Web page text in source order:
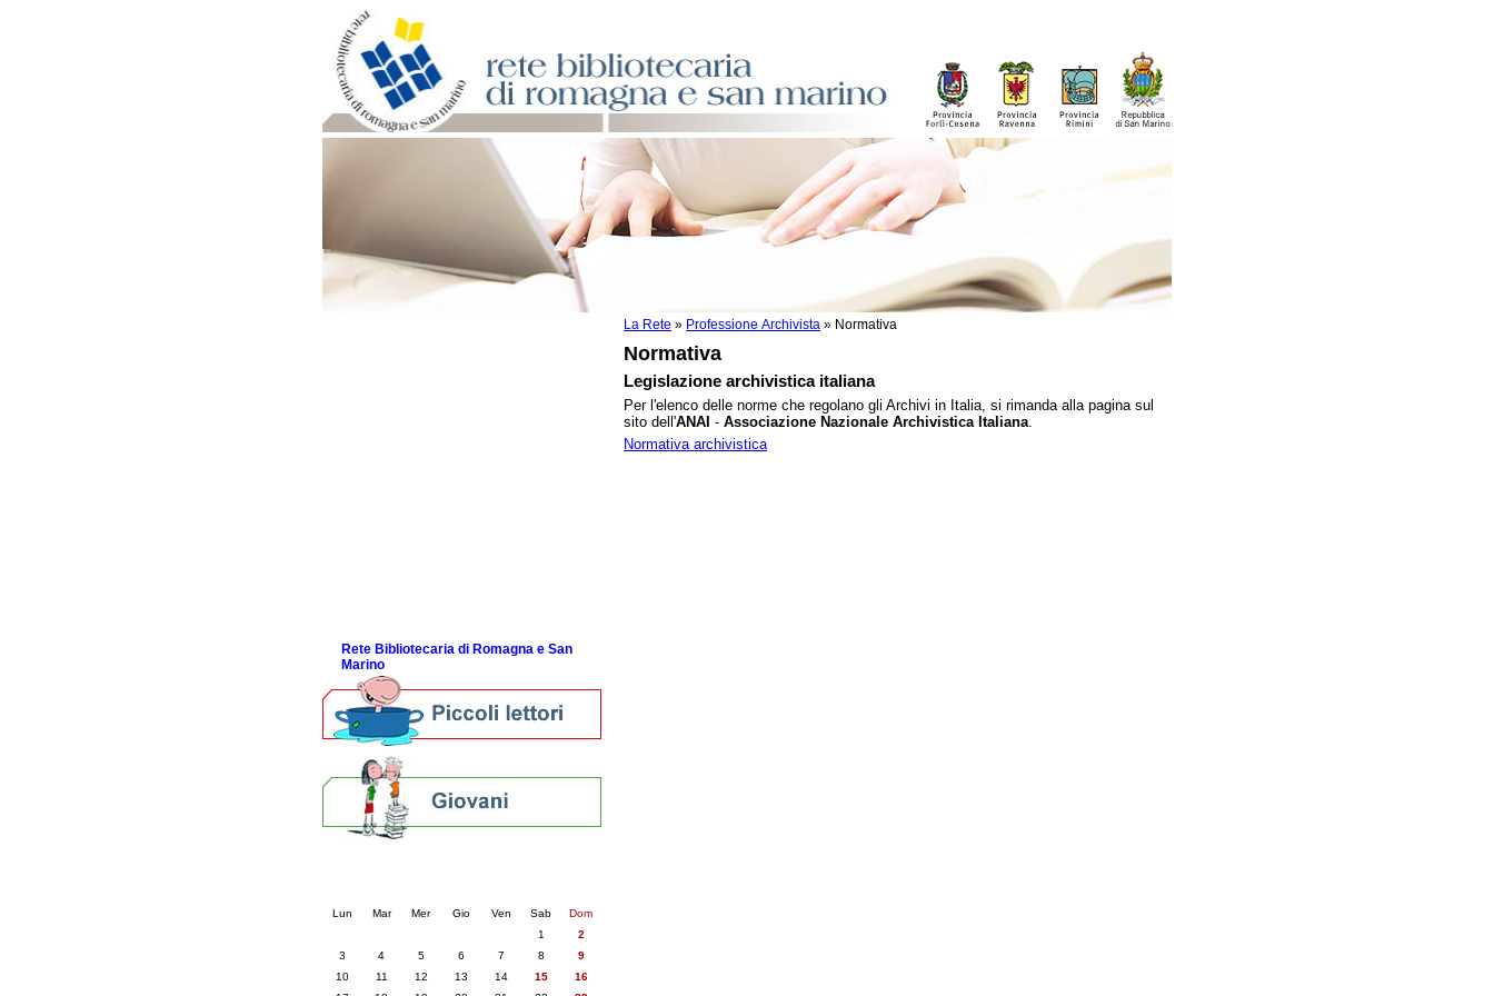
La Rete » Professione Archivista » Normativa
Normativa
Legislazione archivistica italiana
Per l'elenco delle norme che regolano gli Archivi in Italia, si rimanda alla pagina sul
sito dell'ANAI - Associazione Nazionale Archivistica Italiana.
Normativa archivistica
Rete Bibliotecaria di Romagna e San
Marino
Lun Mar Mer Gio Ven Sab
Dom
1
2
3
4 5 6 7 8
9
10
11 12 13 14 15
16